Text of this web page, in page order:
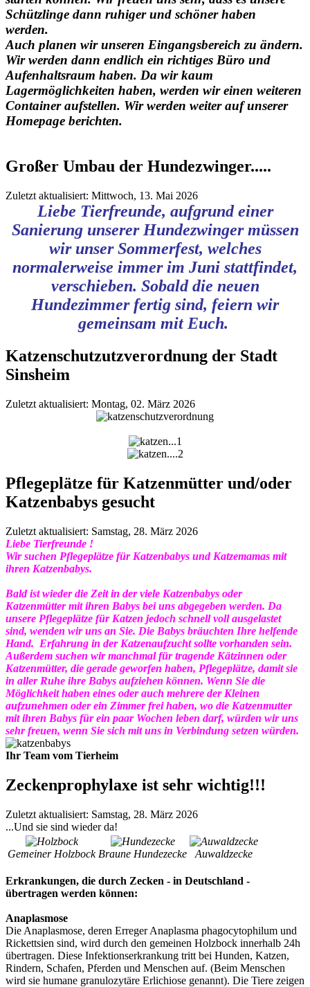
Schützlinge dann ruhiger und schöner haben
werden.
Auch planen wir unseren Eingangsbereich zu ändern.
Wir werden dann endlich ein richtiges Büro und
Aufenhaltsraum haben. Da wir kaum
Lagermöglichkeiten haben, werden wir einen weiteren
Container aufstellen. Wir werden weiter auf unserer
Homepage berichten.
Großer Umbau der Hundezwinger.....
Zuletzt aktualisiert: Mittwoch, 13. Mai 2026
Liebe Tierfreunde, aufgrund einer
Sanierung unserer Hundezwinger müssen
wir unser Sommerfest, welches
normalerweise immer im Juni stattfindet,
verschieben. Sobald die neuen
Hundezimmer fertig sind, feiern wir
gemeinsam mit Euch.
Katzenschutzutzverordnung der Stadt
Sinsheim
Zuletzt aktualisiert: Montag, 02. März 2026
Pflegeplätze für Katzenmütter und/oder
Katzenbabys gesucht
Zuletzt aktualisiert: Samstag, 28. März 2026
Liebe Tierfreunde !
Wir suchen Pflegeplätze für Katzenbabys und Katzemamas mit
ihren Katzenbabys.
Bald ist wieder die Zeit in der viele Katzenbabys oder
Katzenmütter mit ihren Babys bei uns abgegeben werden. Da
unsere Pflegeplätze für Katzen jedoch schnell voll ausgelastet
sind, wenden wir uns an Sie. Die Babys bräuchten Ihre helfende
Hand. Erfahrung in der Katzenaufzucht sollte vorhanden sein.
Außerdem suchen wir manchmal für tragende Kätzinnen oder
Katzenmütter, die gerade geworfen haben, Pflegeplätze, damit sie
in aller Ruhe ihre Babys aufziehen können. Wenn Sie die
Möglichkeit haben eines oder auch mehrere der Kleinen
aufzunehmen oder ein Zimmer frei haben, wo die Katzenmutter
mit ihren Babys für ein paar Wochen leben darf, würden wir uns
sehr freuen, wenn Sie sich mit uns in Verbindung setzen würden.
Ihr Team vom Tierheim
Zeckenprophylaxe ist sehr wichtig!!!
Zuletzt aktualisiert: Samstag, 28. März 2026
...Und sie sind wieder da!
Gemeiner Holzbock Braune Hundezecke Auwaldzecke
Erkrankungen, die durch Zecken - in Deutschland -
übertragen werden können:
Anaplasmose
Die Anaplasmose, deren Erreger Anaplasma phagocytophilum und
Rickettsien sind, wird durch den gemeinen Holzbock innerhalb 24h
übertragen. Diese Infektionserkrankung tritt bei Hunden, Katzen,
Rindern, Schafen, Pferden und Menschen auf. (Beim Menschen
wird sie humane granulozytäre Erlichiose genannt). Die Tiere zeigen